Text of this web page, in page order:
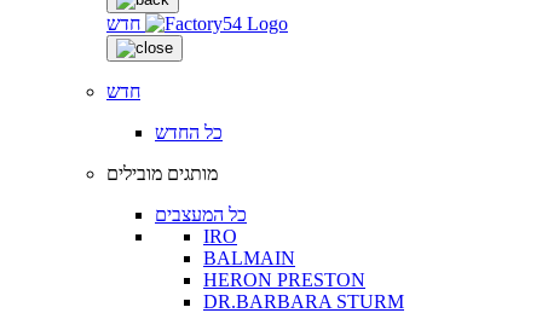
חדש
חדש
כל החדש
מותגים מובילים
כל המעצבים
IRO
BALMAIN
HERON PRESTON
DR.BARBARA STURM